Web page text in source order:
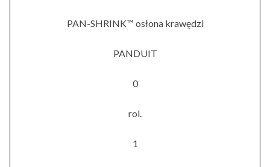
PAN-SHRINK™ osłona krawędzi
PANDUIT
0
rol.
1